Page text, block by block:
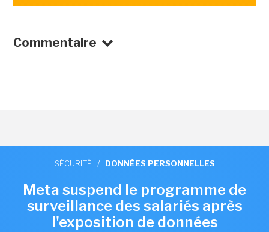
Commentaire
SÉCURITÉ / DONNÉES PERSONNELLES
Meta suspend le programme de
surveillance des salariés après
l'exposition de données